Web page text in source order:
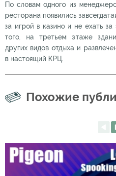
По словам одного из
ресторана появились
за игрой в казино и не ехать
того, на третьем этаже
других видов отдыха и
в настоящий КРЦ.
Похожие